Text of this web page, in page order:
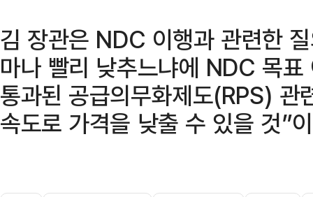
김 장관은 NDC 이행과 관련한
마나 빨리 낮추느냐에 NDC 목
통과된 공급의무화제도(RPS) 관
속도로 가격을 낮출 수 있을 것”